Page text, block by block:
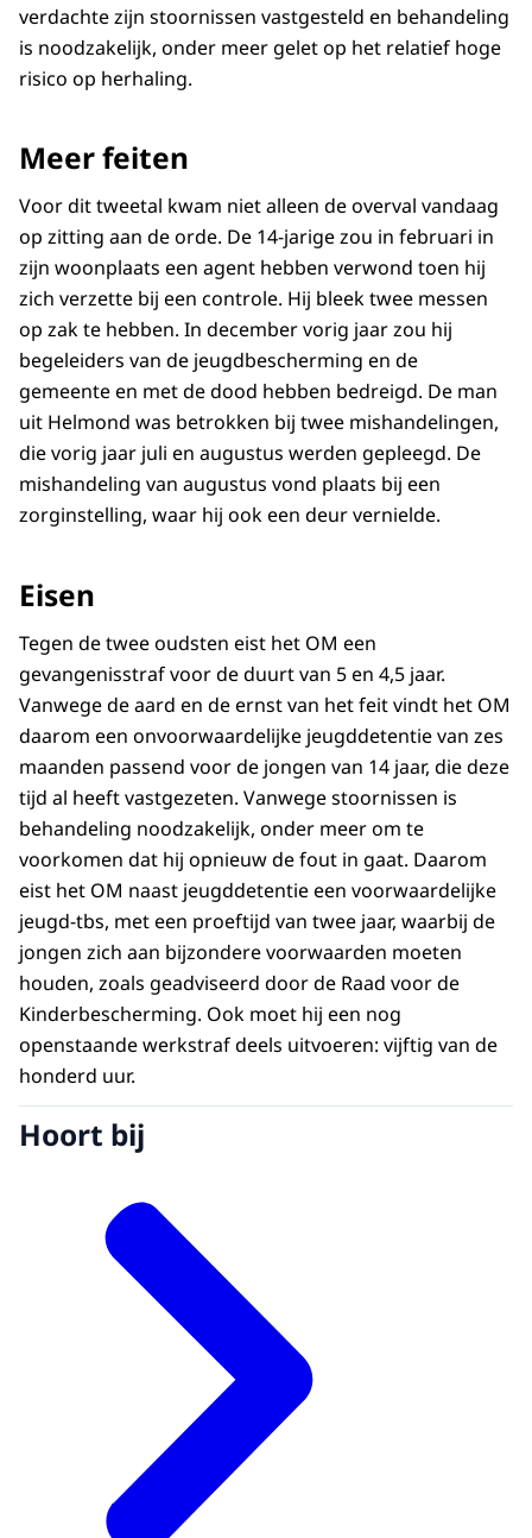
verdachte zijn stoornissen vastgesteld en behandeling
is noodzakelijk, onder meer gelet op het relatief hoge
risico op herhaling.
Meer feiten
Voor dit tweetal kwam niet alleen de overval vandaag
op zitting aan de orde. De 14-jarige zou in februari in
zijn woonplaats een agent hebben verwond toen hij
zich verzette bij een controle. Hij bleek twee messen
op zak te hebben. In december vorig jaar zou hij
begeleiders van de jeugdbescherming en de
gemeente en met de dood hebben bedreigd. De man
uit Helmond was betrokken bij twee mishandelingen,
die vorig jaar juli en augustus werden gepleegd. De
mishandeling van augustus vond plaats bij een
zorginstelling, waar hij ook een deur vernielde.
Eisen
Tegen de twee oudsten eist het OM een
gevangenisstraf voor de duurt van 5 en 4,5 jaar.
Vanwege de aard en de ernst van het feit vindt het OM
daarom een onvoorwaardelijke jeugddetentie van zes
maanden passend voor de jongen van 14 jaar, die deze
tijd al heeft vastgezeten. Vanwege stoornissen is
behandeling noodzakelijk, onder meer om te
voorkomen dat hij opnieuw de fout in gaat. Daarom
eist het OM naast jeugddetentie een voorwaardelijke
jeugd-tbs, met een proeftijd van twee jaar, waarbij de
jongen zich aan bijzondere voorwaarden moeten
houden, zoals geadviseerd door de Raad voor de
Kinderbescherming. Ook moet hij een nog
openstaande werkstraf deels uitvoeren: vijftig van de
honderd uur.
Hoort bij